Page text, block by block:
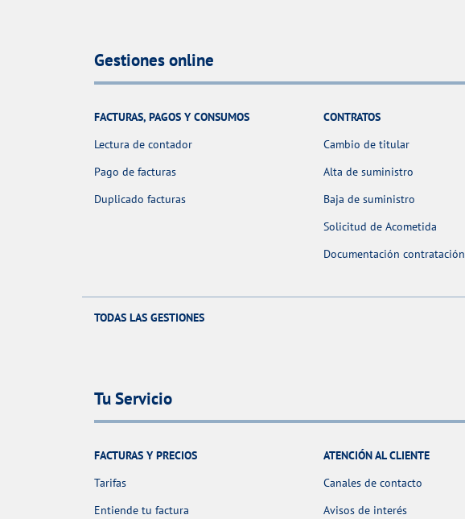
Gestiones online
FACTURAS, PAGOS Y CONSUMOS
Lectura de contador
Pago de facturas
Duplicado facturas
CONTRATOS
Cambio de titular
Alta de suministro
Baja de suministro
Solicitud de Acometida
Documentación contratación
TODAS LAS GESTIONES
Tu Servicio
FACTURAS Y PRECIOS
Tarifas
Entiende tu factura
ATENCIÓN AL CLIENTE
Canales de contacto
Avisos de interés